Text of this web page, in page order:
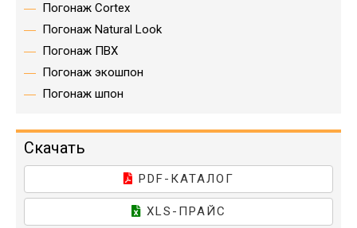
Погонаж Cortex
Погонаж Natural Look
Погонаж ПВХ
Погонаж экошпон
Погонаж шпон
Скачать
PDF-КАТАЛОГ
XLS-ПРАЙС